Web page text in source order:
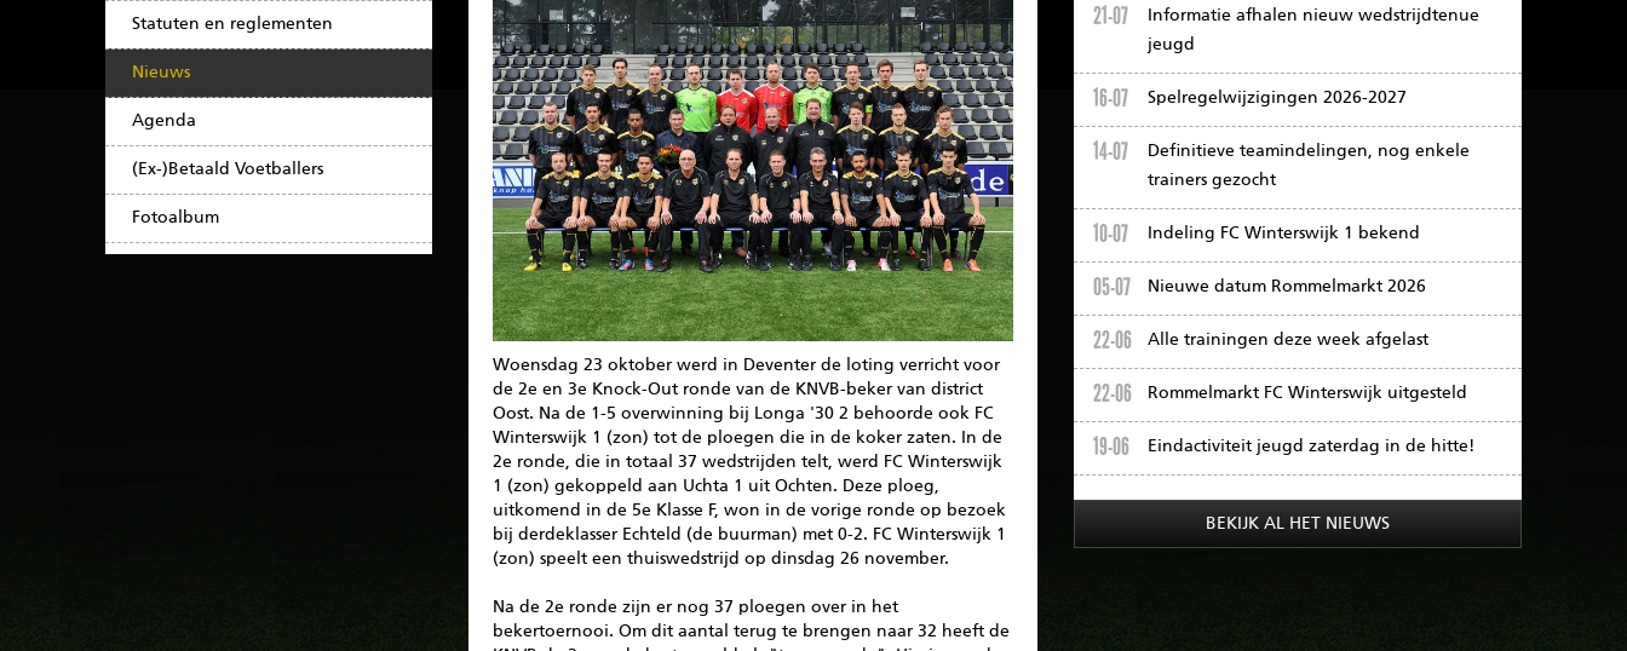
Statuten en reglementen
Nieuws
Agenda
(Ex-)Betaald Voetballers
Fotoalbum
Woensdag 23 oktober werd in Deventer de loting verricht voor
de 2e en 3e Knock-Out ronde van de KNVB-beker van district
Oost. Na de 1-5 overwinning bij Longa '30 2 behoorde ook FC
Winterswijk 1 (zon) tot de ploegen die in de koker zaten. In de
2e ronde, die in totaal 37 wedstrijden telt, werd FC Winterswijk
1 (zon) gekoppeld aan Uchta 1 uit Ochten. Deze ploeg,
uitkomend in de 5e Klasse F, won in de vorige ronde op bezoek
bij derdeklasser Echteld (de buurman) met 0-2. FC Winterswijk 1
(zon) speelt een thuiswedstrijd op dinsdag 26 november.
Na de 2e ronde zijn er nog 37 ploegen over in het
bekertoernooi. Om dit aantal terug te brengen naar 32 heeft de
21-07
Informatie afhalen nieuw wedstrijdtenue
jeugd
16-07 Spelregelwijzigingen 2026-2027
14-07
Definitieve teamindelingen, nog enkele
trainers gezocht
10-07 Indeling FC Winterswijk 1 bekend
05-07 Nieuwe datum Rommelmarkt 2026
22-06 Alle trainingen deze week afgelast
22-06 Rommelmarkt FC Winterswijk uitgesteld
19-06 Eindactiviteit jeugd zaterdag in de hitte!
BEKIJK AL HET NIEUWS